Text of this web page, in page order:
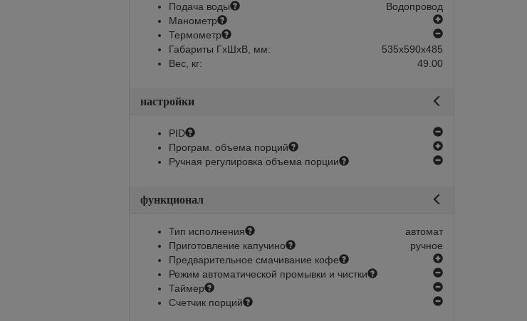
Подача воды
Водопровод
Манометр
есть
Термометр
нет
Габариты ГхШхВ, мм:
535х590х485
Вес, кг:
49.00
настройки
PID
нет
Програм. объема порций
есть
Ручная регулировка объема порции
нет
функционал
Тип исполнения
автомат
Приготовление капучино
ручное
Предварительное смачивание кофе
есть
Режим автоматической промывки и чистки
нет
Таймер
нет
Счетчик порций
нет